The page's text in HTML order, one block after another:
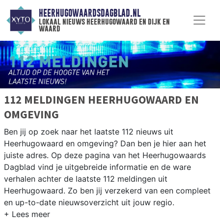
HEERHUGOWAARDSDAGBLAD.NL
lokaal nieuws heerhugowaard en dijk en
waard
112 MELDINGEN HEERHUGOWAARD EN
OMGEVING
Ben jij op zoek naar het laatste 112 nieuws uit
Heerhugowaard en omgeving? Dan ben je hier aan het
juiste adres. Op deze pagina van het Heerhugowaards
Dagblad vind je uitgebreide informatie en de ware
verhalen achter de laatste 112 meldingen uit
Heerhugowaard. Zo ben jij verzekerd van een compleet
en up-to-date nieuwsoverzicht uit jouw regio.